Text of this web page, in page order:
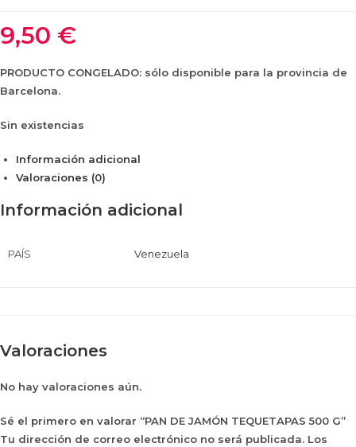
9,50 €
PRODUCTO CONGELADO: sólo disponible para la provincia de
Barcelona.
Sin existencias
Información adicional
Valoraciones (0)
Información adicional
PAÍS Venezuela
Valoraciones
No hay valoraciones aún.
Sé el primero en valorar “PAN DE JAMÓN TEQUETAPAS 500 G”
Tu dirección de correo electrónico no será publicada. Los